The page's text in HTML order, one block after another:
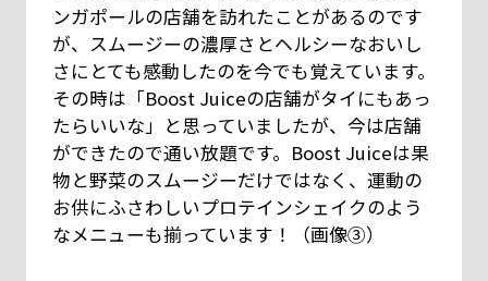
ンガポールの店舗を訪れたことがあるのです
が、スムージーの濃厚さとヘルシーなおいし
さにとても感動したのを今でも覚えています。
その時は「Boost Juiceの店舗がタイにもあっ
たらいいな」と思っていましたが、今は店舗
ができたので通い放題です。Boost Juiceは果
物と野菜のスムージーだけではなく、運動の
お供にふさわしいプロテインシェイクのよう
なメニューも揃っています！（画像③）